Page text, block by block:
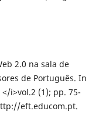
2.0 na sala de
de Português. In
i>vol.2 (1); pp. 75-
eft.educom.pt.